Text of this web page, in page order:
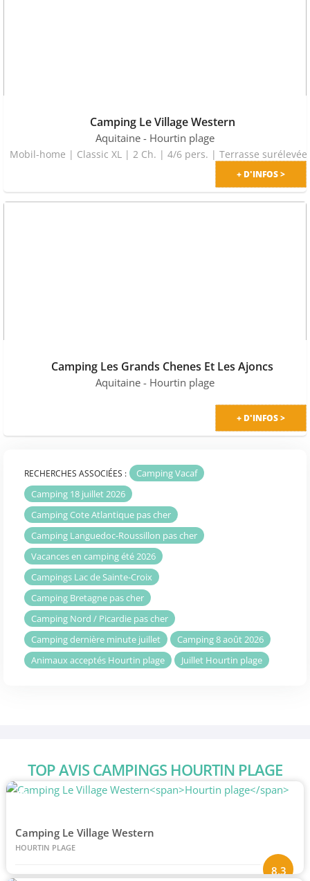
Camping Le Village Western
Aquitaine - Hourtin plage
+ D'INFOS >
Camping Les Grands Chenes Et Les Ajoncs
Aquitaine - Hourtin plage
+ D'INFOS >
RECHERCHES ASSOCIÉES :
Camping Vacaf
Camping 18 juillet 2026
Camping Cote Atlantique pas cher
Camping Languedoc-Roussillon pas cher
Vacances en camping été 2026
Campings Lac de Sainte-Croix
Camping Bretagne pas cher
Camping Nord / Picardie pas cher
Camping dernière minute juillet
Camping 8 août 2026
Animaux acceptés Hourtin plage
Juillet Hourtin plage
TOP AVIS CAMPINGS HOURTIN PLAGE
#1
Camping Le Village Western
HOURTIN PLAGE
8.3